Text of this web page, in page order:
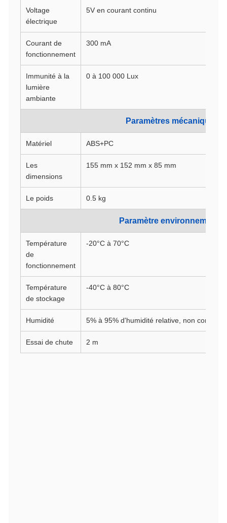
Voltage
électrique
5V en courant continu
Courant de
fonctionnement
300 mA
Immunité à la
lumière
ambiante
0 à 100 000 Lux
Paramètres mécaniques
Matériel ABS+PC
Les
dimensions
155 mm x 152 mm x 85 mm
Le poids 0.5 kg
Paramètre environnemental
Température
de
fonctionnement
-20°C à 70°C
Température
de stockage
-40°C à 80°C
Humidité 5% à 95% d'humidité relative, non
Essai de chute 2 m